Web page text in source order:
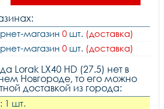
магазин 0 шт. (доставка)
магазин 0 шт. (доставка)
Lorak LX40 HD (27.5) нет в
Новгороде, то его можно
доставкой из города:
1 шт.